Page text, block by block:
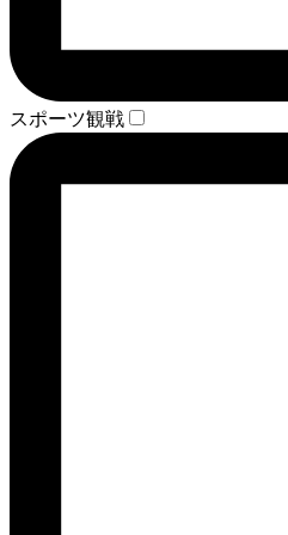
スポーツ観戦